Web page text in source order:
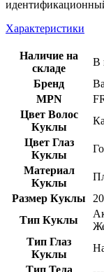
Характеристики
Наличие на
складе
В
Бренд
MPN
Цвет Волос
Куклы
Цвет Глаз
Куклы
Материал
Куклы
Размер Куклы
Тип Куклы
Тип Глаз
Куклы
Тип Тела